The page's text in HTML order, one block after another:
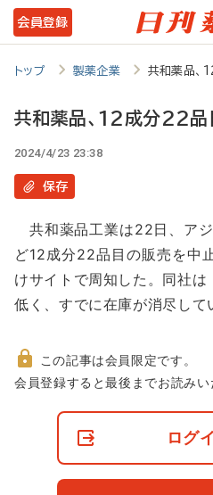
メ
イ
ン
テ
移
動
会員登録
トップ 製薬企業 共和薬品、
共和薬品、12成分22品
2024/4/23 23:38
保存
共和薬品工業は22日、ア
ど12成分22品目の販売を中
けサイトで周知した。同社
低く、すでに在庫が消尽し
非
この記事は会員限定です。
会員登録すると最後までお読みい
ログ